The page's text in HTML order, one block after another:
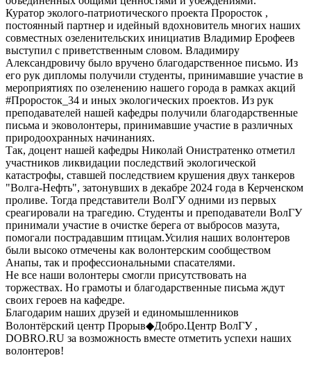
Куратор эколого-патриотического проекта Проросток ,
постоянный партнер и идейный вдохновитель многих наших
совместных озеленительских инициатив Владимир Ерофеев
выступил с приветственным словом. Владимиру
Александровичу было вручено благодарственное письмо. Из
его рук дипломы получили студенты, принимавшие участие в
мероприятиях по озеленению нашего города в рамках акций
#Проросток_34 и иных экологических проектов. Из рук
преподавателей нашей кафедры получили благодарственные
письма и эковолонтеры, принимавшие участие в различных
природоохранных начинаниях.
Так, доцент нашей кафедры Николай Онистратенко отметил
участников ликвидации последствий экологической
катастрофы, ставшей последствием крушения двух танкеров
"Волга-Нефть", затонувших в декабре 2024 года в Керченском
проливе. Тогда представители ВолГУ одними из первых
среагировали на трагедию. Студенты и преподаватели ВолГУ
принимали участие в очистке берега от выбросов мазута,
помогали пострадавшим птицам.Усилия наших волонтеров
были высоко отмечены как волонтерским сообществом
Анапы, так и профессиональными спасателями.
Не все наши волонтеры смогли присутствовать на
торжествах. Но грамоты и благодарственные письма ждут
своих героев на кафедре.
Благодарим наших друзей и единомышленников
Волонтёрский центр Прорыв◆Добро.Центр ВолГУ ,
DOBRO.RU за возможность вместе отметить успехи наших
волонтеров!